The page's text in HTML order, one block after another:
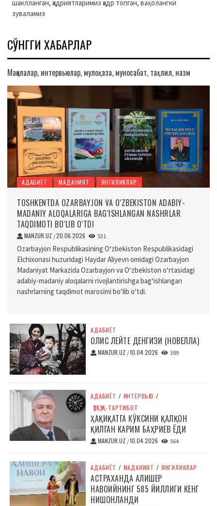
шаклланган, қадриятларимиз қадр топган, ваҳолангки
зуваламиз
СЎНГГИ ХАБАРЛАР
Мақолалар, интервьюлар, мулоҳаза, муносабат, таҳлил, назм
АДАБИЁТ МАДАНИЯТ ЯНГИЛИКЛАР
TOSHKENTDA OZARBAYJON VA O‘ZBEKISTON ADABIY-
MADANIY ALOQALARIGA BAG‘ISHLANGAN NASHRLAR
TAQDIMOTI BO‘LIB O‘TDI
MANZUR.UZ /20.06.2026 531
Ozarbayjon Respublikasining O‘zbekiston Respublikasidagi
Elchixonasi huzuridagi Haydar Aliyevn omidagi Ozarbayjon
Madaniyat Markazida Ozarbayjon va O‘zbekiston o‘rtasidagi
adabiy-madaniy aloqalarni rivojlantirishga bag‘ishlangan
nashrlarning taqdimot marosimi bo‘lib o‘tdi.
АДАБИЁТ
ОЛИС ЛЕЙТЕ ДЕНГИЗИ (НОВЕЛЛА)
MANZUR.UZ /10.04.2026 389
АДАБИЁТ / ИНТЕРВЬЮ /
ҲУҚУҚ-ТАРТИБОТ
ҲАҚИҚАТГА КЎКСИНИ ҚАЛҚОН
ҚИЛГАН КАРИМ БАҲРИЕВ ЁДИ
MANZUR.UZ /10.04.2026 564
АДАБИЁТ / МАДАНИЯТ / ЯНГИЛИКЛАР
АСТРАХАНДА АЛИШЕР
НАВОИЙНИНГ 585 ЙИЛЛИГИ КЕНГ
НИШОНЛАНДИ